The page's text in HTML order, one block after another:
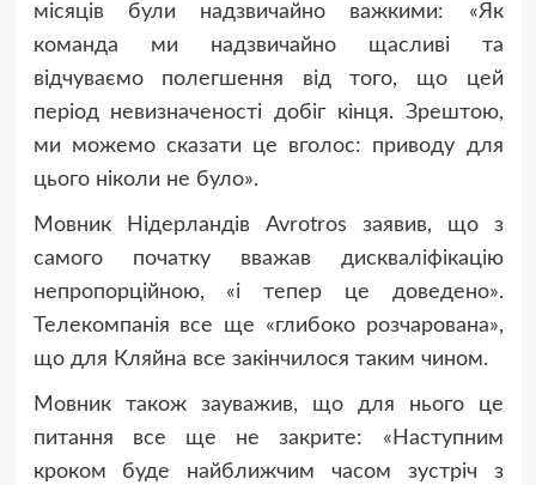
місяців були надзвичайно важкими: «Як
команда ми надзвичайно щасливі та
відчуваємо полегшення від того, що цей
період невизначеності добіг кінця. Зрештою,
ми можемо сказати це вголос: приводу для
цього ніколи не було».
Мовник Нідерландів Avrotros заявив, що з
самого початку вважав дискваліфікацію
непропорційною, «і тепер це доведено».
Телекомпанія все ще «глибоко розчарована»,
що для Кляйна все закінчилося таким чином.
Мовник також зауважив, що для нього це
питання все ще не закрите: «Наступним
кроком буде найближчим часом зустріч з